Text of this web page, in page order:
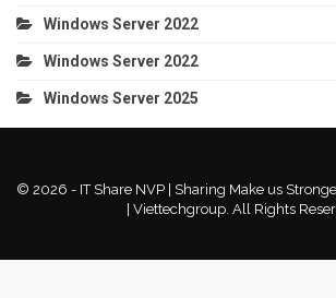
Windows Server 2022
Windows Server 2022
Windows Server 2025
© 2026 - IT Share NVP | Sharing Make us
| Viettechgroup. All Rights